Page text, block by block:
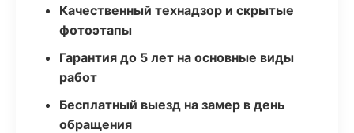
Качественный технадзор и скрытые
фотоэтапы
Гарантия до 5 лет на основные виды
работ
Бесплатный выезд на замер в день
обращения